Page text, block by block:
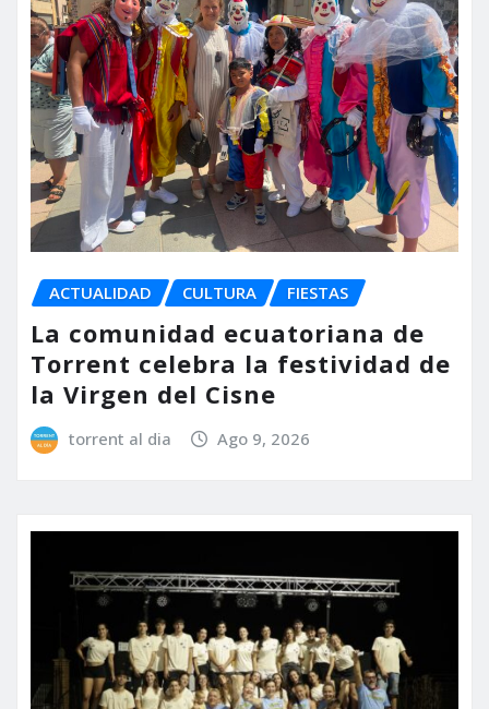
ACTUALIDAD CULTURA FIESTAS
La comunidad ecuatoriana de
Torrent celebra la festividad de
la Virgen del Cisne
torrent al dia Ago 9, 2026